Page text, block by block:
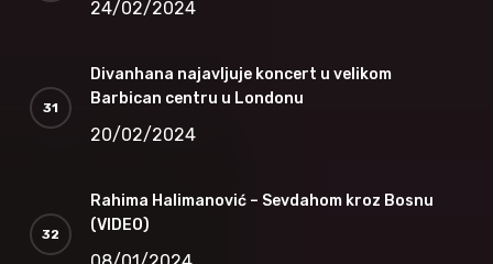
24/02/2024
Divanhana najavljuje koncert u velikom
Barbican centru u Londonu
20/02/2024
Rahima Halimanović – Sevdahom kroz Bosnu
(VIDEO)